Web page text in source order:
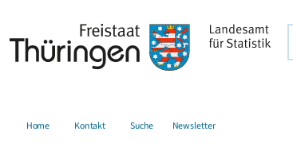
Home Kontakt Suche Newsletter